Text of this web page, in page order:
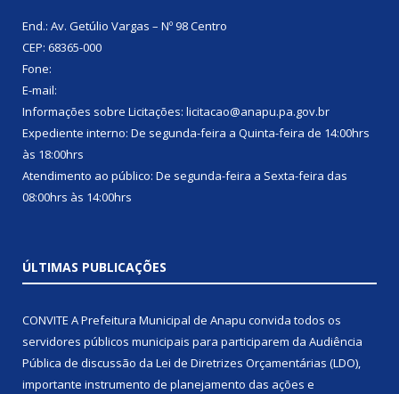
End.: Av. Getúlio Vargas – Nº 98 Centro
CEP: 68365-000
Fone:
E-mail:
Informações sobre Licitações: licitacao@anapu.pa.gov.br
Expediente interno: De segunda-feira a Quinta-feira de 14:00hrs
às 18:00hrs
Atendimento ao público: De segunda-feira a Sexta-feira das
08:00hrs às 14:00hrs
ÚLTIMAS PUBLICAÇÕES
CONVITE A Prefeitura Municipal de Anapu convida todos os
servidores públicos municipais para participarem da Audiência
Pública de discussão da Lei de Diretrizes Orçamentárias (LDO),
importante instrumento de planejamento das ações e